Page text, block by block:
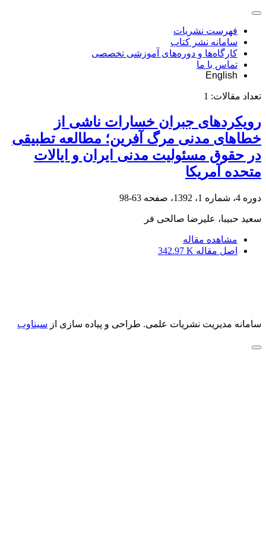
فهرست نشریات
سامانه نشر کتاب
کارگاه‌ها و دوره‌های آموزشی تخصصی
تماس با ما
English
تعداد مقالات: 1
رویکردهای جبران خسارات ناشی از
خطاهای مدنی مرگ آفرین؛ مطالعه تطبیقی
در حقوق مسئولیت مدنی ایران و ایالات
متحده آمریکا
دوره 4، شماره 1، 1392، صفحه 63-98
سعید حبیبا، علیرضا صالحی فر
مشاهده مقاله
اصل مقاله 342.97 K
سامانه مدیریت نشریات علمی. طراحی و پیاده سازی از سیناوب